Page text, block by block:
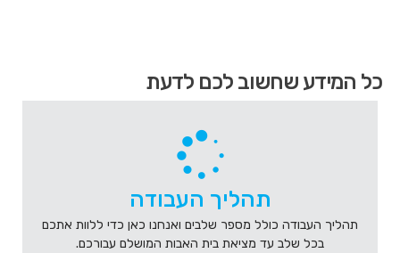
הגעת
לאיזור
כל המידע שחשוב לכם לדעת
תהליך העבודה
תהליך העבודה כולל מספר שלבים ואנחנו כאן כדי ללוות אתכם
בכל שלב עד מציאת בית האבות המושלם עבורכם.